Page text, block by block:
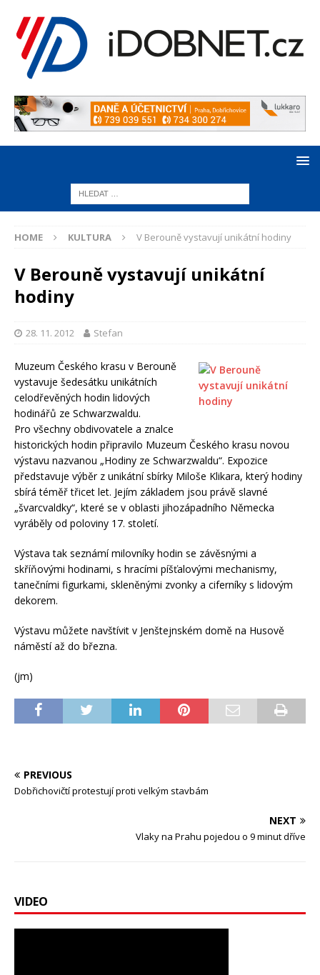
HOME KULTURA V Berouně vystavují unikátní hodiny
V Berouně vystavují unikátní
hodiny
28. 11. 2012 Stefan
Muzeum Českého krasu v Berouně
vystavuje šedesátku unikátních
celodřevěných hodin lidových
hodinářů ze Schwarzwaldu.
Pro všechny obdivovatele a znalce
historických hodin připravilo Muzeum Českého krasu novou
výstavu nazvanou „Hodiny ze Schwarzwaldu“. Expozice
představuje výběr z unikátní sbírky Miloše Klikara, který hodiny
sbírá téměř třicet let. Jejím základem jsou právě slavné
„švarcvaldky“, které se v oblasti jihozápadního Německa
vyráběly od poloviny 17. století.
Výstava tak seznámí milovníky hodin se závěsnými a
skříňovými hodinami, s hracími píšťalovými mechanismy,
tanečními figurkami, skleněnými zvonky a ciferníky s lidovým
dekorem.
Výstavu můžete navštívit v Jenštejnském domě na Husově
náměstí až do března.
(jm)
PREVIOUS
Dobřichovičtí protestují proti velkým stavbám
NEXT
Vlaky na Prahu pojedou o 9 minut dříve
VIDEO